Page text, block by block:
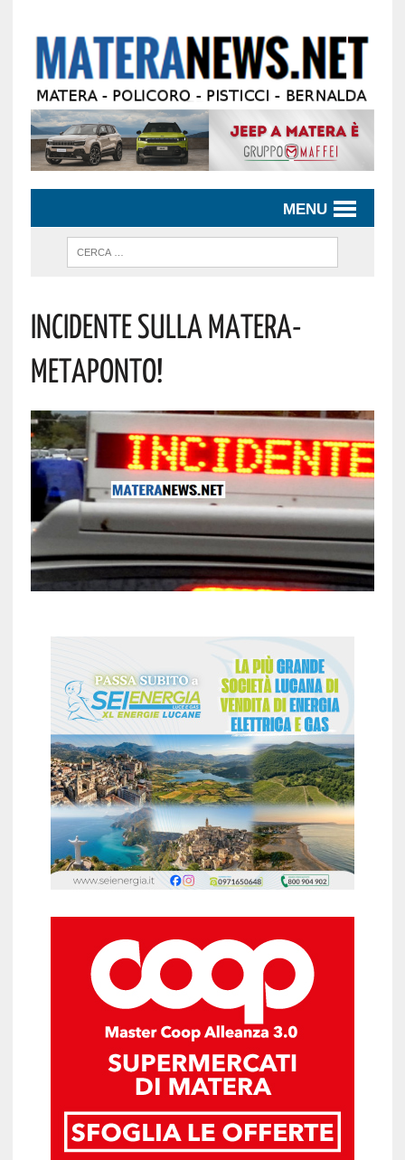
MENU
Incidente Sulla Matera-
Metaponto!